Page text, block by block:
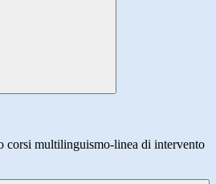
corsi multilinguismo-linea di intervento